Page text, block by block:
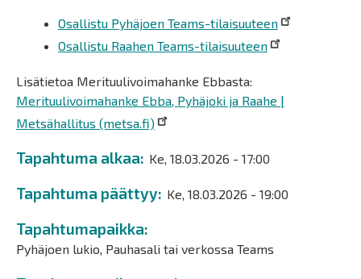
Osallistu Pyhäjoen Teams-tilaisuuteen
Osallistu Raahen Teams-tilaisuuteen
Lisätietoa Merituulivoimahanke Ebbasta:
Merituulivoimahanke Ebba, Pyhäjoki ja Raahe |
Metsähallitus (metsa.fi)
Tapahtuma alkaa Ke, 18.03.2026 - 17:00
Tapahtuma päättyy Ke, 18.03.2026 - 19:00
Tapahtumapaikka
Pyhäjoen lukio, Pauhasali tai verkossa Teams